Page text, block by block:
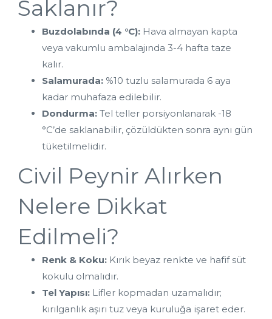
Saklanır?
Buzdolabında (4 °C): Hava almayan kapta
veya vakumlu ambalajında 3-4 hafta taze
kalır.
Salamurada: %10 tuzlu salamurada 6 aya
kadar muhafaza edilebilir.
Dondurma: Tel teller porsiyonlanarak -18
°C’de saklanabilir, çözüldükten sonra aynı gün
tüketilmelidir.
Civil Peynir Alırken
Nelere Dikkat
Edilmeli?
Renk & Koku: Kırık beyaz renkte ve hafif süt
kokulu olmalıdır.
Tel Yapısı: Lifler kopmadan uzamalıdır;
kırılganlık aşırı tuz veya kuruluğa işaret eder.